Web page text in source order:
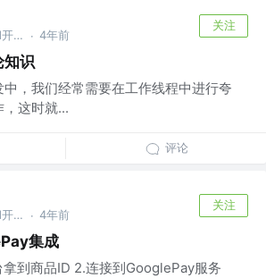
高级Android开发 @乾立享信息咨询（深圳）有限公司 · 4年前
关注
识
，我们经常需要在工作线程中进行夸
这时就...
评论
高级Android开发 @乾立享信息咨询（深圳）有限公司 · 4年前
关注
集成
拿到商品ID 2.连接到GooglePay服务